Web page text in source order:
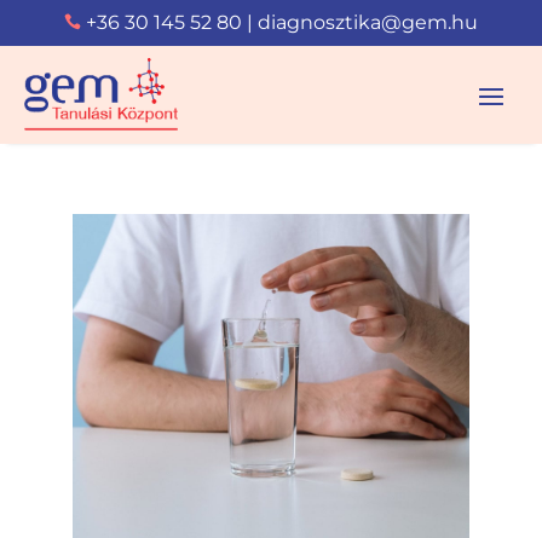
 +36 30 145 52 80 | diagnosztika@gem.hu